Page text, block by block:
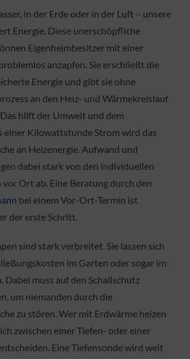
in der Erde oder in der Luft – unsere
Energie. Diese unerschöpfliche
Eigenheimbesitzer mit einer
anzapfen. Sie erschließt die
Energie und gibt sie ohne
an den Heiz- und Wärmekreislauf
Das hilft der Umwelt und dem
einer Kilowattstunde Strom wird das
an Heizenergie. Aufwand und
dabei stark von den individuellen
Ort ab. Eine Beratung durch den
bei einem Vor-Ort-Termin ist
der erste Schritt.
sind stark verbreitet. Sie lassen sich
im Garten oder sogar im
Dabei muss auf den Schallschutz
um niemanden durch die
zu stören. Wer mit Erdwärme heizen
zwischen einer Tiefen- oder einer
Eine Tiefensonde wird weit